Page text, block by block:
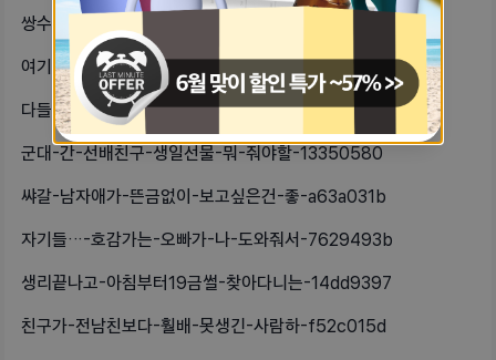
쌍수해본-자기잇어ㅠㅠㅠㅠ매몰-자연유착-4bd56833
여기에-남자-있는-듯-이상한-글-겁나-14dd9475
다들-관계하면-항상-쫄려-콘돔-끼고-180edfb3
군대-간-선배친구-생일선물-뭐-줘야할-13350580
쌰갈-남자애가-뜬금없이-보고싶은건-좋-a63a031b
자기들…-호감가는-오빠가-나-도와줘서-7629493b
생리끝나고-아침부터19금썰-찾아다니는-14dd9397
친구가-전남친보다-훨배-못생긴-사람하-f52c015d